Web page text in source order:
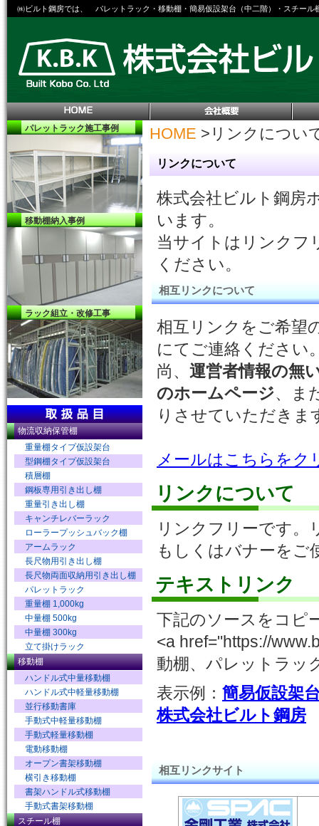
㈱ビルト鋼房では、 パレットラック・移動棚・簡易仮設架台（中二階）・スチー
パレットラック施工事例
移動棚納入事例
ラック組立・改修工事
物流収納保管棚
重量棚タイプ仮設架台
型鋼棚タイプ仮設架台
積層棚
鋼板専用引き出し棚
重量引き出し棚
キャンチレバーラック
ローラープッシュバック棚
アームラック
長尺物用引き出し棚
長尺物両面収納用引き出し棚
パレットラック
重量棚 1,000kg
中量棚 500kg
中量棚 300kg
立て掛けラック
移動棚
ハンドル式中量移動棚
ハンドル式中軽量移動棚
並行移動書庫
手動式中軽量移動棚
手動式軽量移動棚
電動移動棚
オープン書架移動棚
横引き移動棚
書架ハンドル式移動棚
手動式書架移動棚
スチール棚
HOME > リンクについ
リンクについて
株式会社ビルト鋼房
います。
当サイトはリンクフ
ください。
相互リンクについて
相互リンクをご希望
にてご連絡ください
尚、 運営者情報の無
のホームページ、ま
りさせていただきま
メールはこちらをク
リンクについて
リンクフリーです。
もしくはバナーをご
テキストリンク
下記のソースをコピ
<a href="https://
動棚、パレットラッ
表示例： 簡易仮設架
株式会社ビルト鋼房
相互リンクサイト